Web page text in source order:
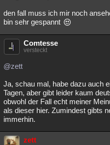
den fall muss ich mir noch
bin sehr gespannt
Comtesse
versteckt
@zett
Ja, schau mal, habe dazu auch
Tagen, aber gibt leider kaum
obwohl der Fall echt meiner
als dieser hier. Zumindest gibts
immerhin.
zett